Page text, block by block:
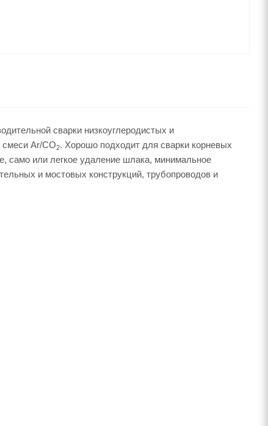
сварки низкоуглеродистых и
смеси Ar/CO2. Хорошо подходит для сварки корневых
само или легкое удаление шлака, минимальное
и мостовых конструкций, трубопроводов и